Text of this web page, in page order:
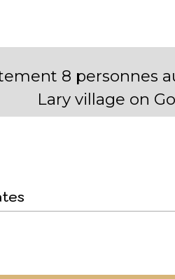
8 personnes
Lary village on